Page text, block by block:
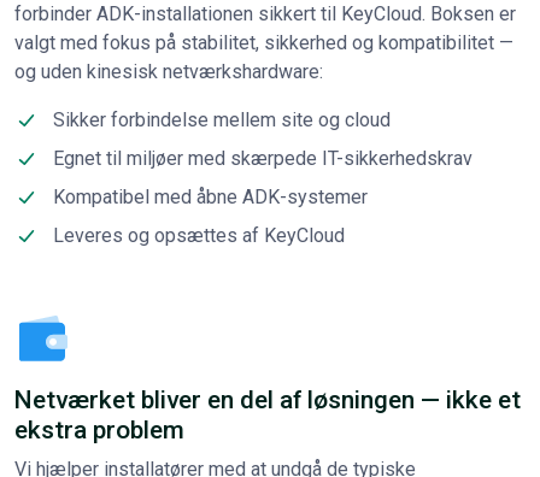
forbinder ADK-installationen sikkert til KeyCloud. Boksen er
valgt med fokus på stabilitet, sikkerhed og kompatibilitet —
og uden kinesisk netværkshardware:
Sikker forbindelse mellem site og cloud
Egnet til miljøer med skærpede IT-sikkerhedskrav
Kompatibel med åbne ADK-systemer
Leveres og opsættes af KeyCloud
Netværket bliver en del af løsningen — ikke et
ekstra problem
Vi hjælper installatører med at undgå de typiske